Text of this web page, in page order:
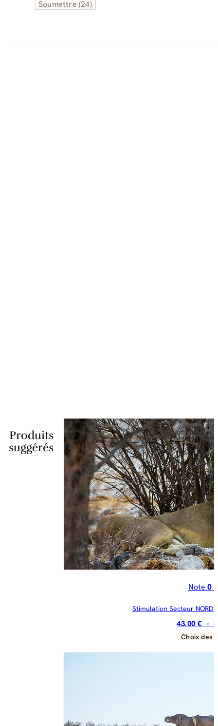
Produits
suggérés
Note 0
Stimulation Secteur
43.00 € –
Choix des